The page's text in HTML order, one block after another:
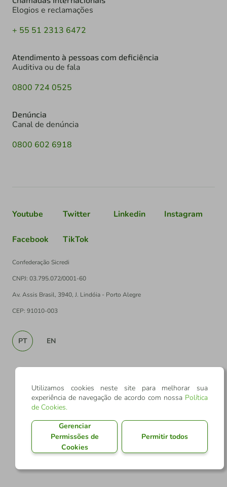
Elogios e reclamações
+ 55 51 2313 6472
Atendimento à pessoas com deficiência
Auditiva ou de fala
0800 724 0525
Denúncia
Canal de denúncia
0800 602 6918
Youtube Twitter Linkedin Instagram
Facebook TikTok
Confederação Sicredi
CNPJ: 03.795.072/0001-60
Av. Assis Brasil, 3940, J. Lindóia - Porto Alegre
CEP: 91010-003
PT EN
Utilizamos cookies neste site para melhorar sua
experiência de navegação de acordo com nossa Política
de Cookies.
Gerenciar
Permissões de
Cookies
Permitir todos